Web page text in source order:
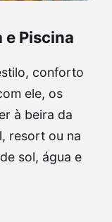
e Piscina
conforto
ele, os
à beira da
resort ou na
sol, água e